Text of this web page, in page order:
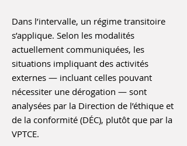
Dans l’intervalle, un régime transitoire
s’applique. Selon les modalités
actuellement communiquées, les
situations impliquant des activités
externes — incluant celles pouvant
nécessiter une dérogation — sont
analysées par la Direction de l’éthique et
de la conformité (DÉC), plutôt que par la
VPTCE.